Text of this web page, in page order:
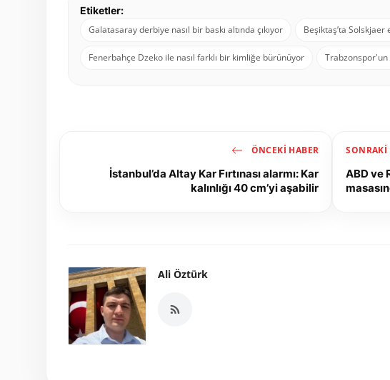
Etiketler:
Galatasaray derbiye nasıl bir baskı altında çıkıyor
Beşiktaş’ta Solskjaer
Fenerbahçe Dzeko ile nasıl farklı bir kimliğe bürünüyor Trabzonspor'un
ÖNCEKI HABER
İstanbul’da Altay Kar Fırtınası alarmı: Kar
kalınlığı 40 cm’yi aşabilir
SONRAKI
ABD ve
Ali Öztürk